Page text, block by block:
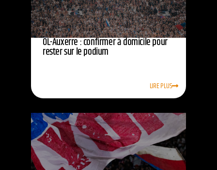
OL-Auxerre : confirmer à domicile pour
rester sur le podium
LIRE PLUS